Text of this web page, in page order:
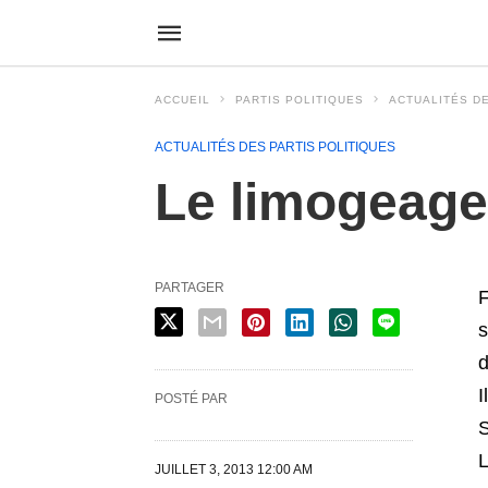
ACCUEIL PARTIS POLITIQUES ACTUALITÉS
ACTUALITÉS DES PARTIS POLITIQUES
Le
PARTAGER
POSTÉ PAR
JUILLET 3, 2013 12:00 AM